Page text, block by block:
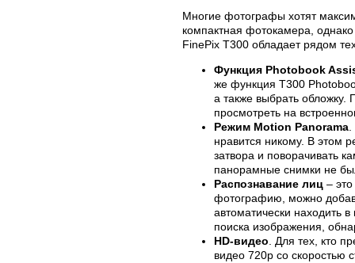
Многие фотографы хотят
компактная фотокамера,
FinePix T300 обладает рядом
Функция Photobook
же функция T300
а также выбрать
просмотреть на
Режим Motion Panorama.
нравится никому. В этом
затвора и поворачивать
панорамные снимки не
Распознавание лиц –
фотографию, можно
автоматически находить
поиска изображения,
HD-видео. Для тех, кто
видео 720p со скоростью